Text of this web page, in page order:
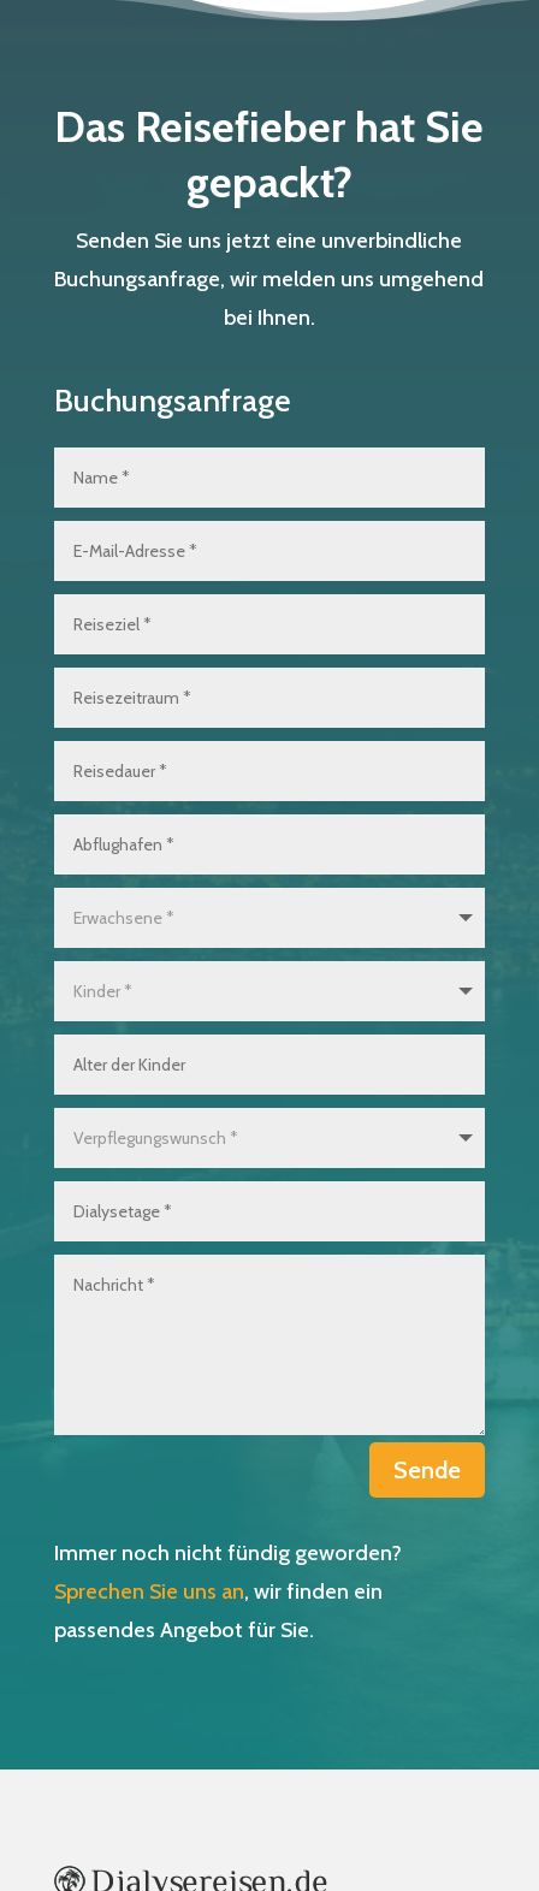
Das Reisefieber hat Sie
gepackt?
Senden Sie uns jetzt eine unverbindliche
Buchungsanfrage, wir melden uns umgehend
bei Ihnen.
Buchungsanfrage
Sende
Immer noch nicht fündig geworden?
Sprechen Sie uns an, wir finden ein
passendes Angebot für Sie.